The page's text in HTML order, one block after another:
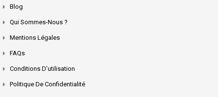
Blog
Qui Sommes-Nous ?
Mentions Légales
FAQs
Conditions D’utilisation
Politique De Confidentialité